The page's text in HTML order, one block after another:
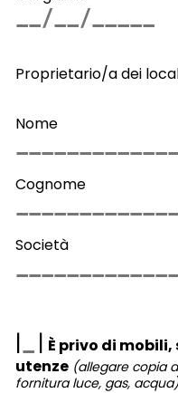
Proprietario/a dei
Nome
Cognome
Società
| | È privo di
utenze (allegare copia
fornitura luce, gas, acqua)